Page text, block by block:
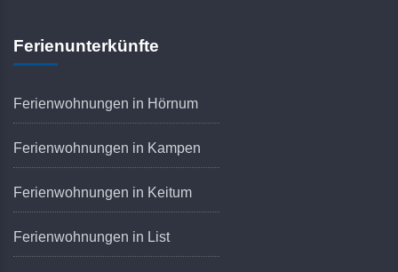
Ferienunterkünfte
Ferienwohnungen in Hörnum
Ferienwohnungen in Kampen
Ferienwohnungen in Keitum
Ferienwohnungen in List